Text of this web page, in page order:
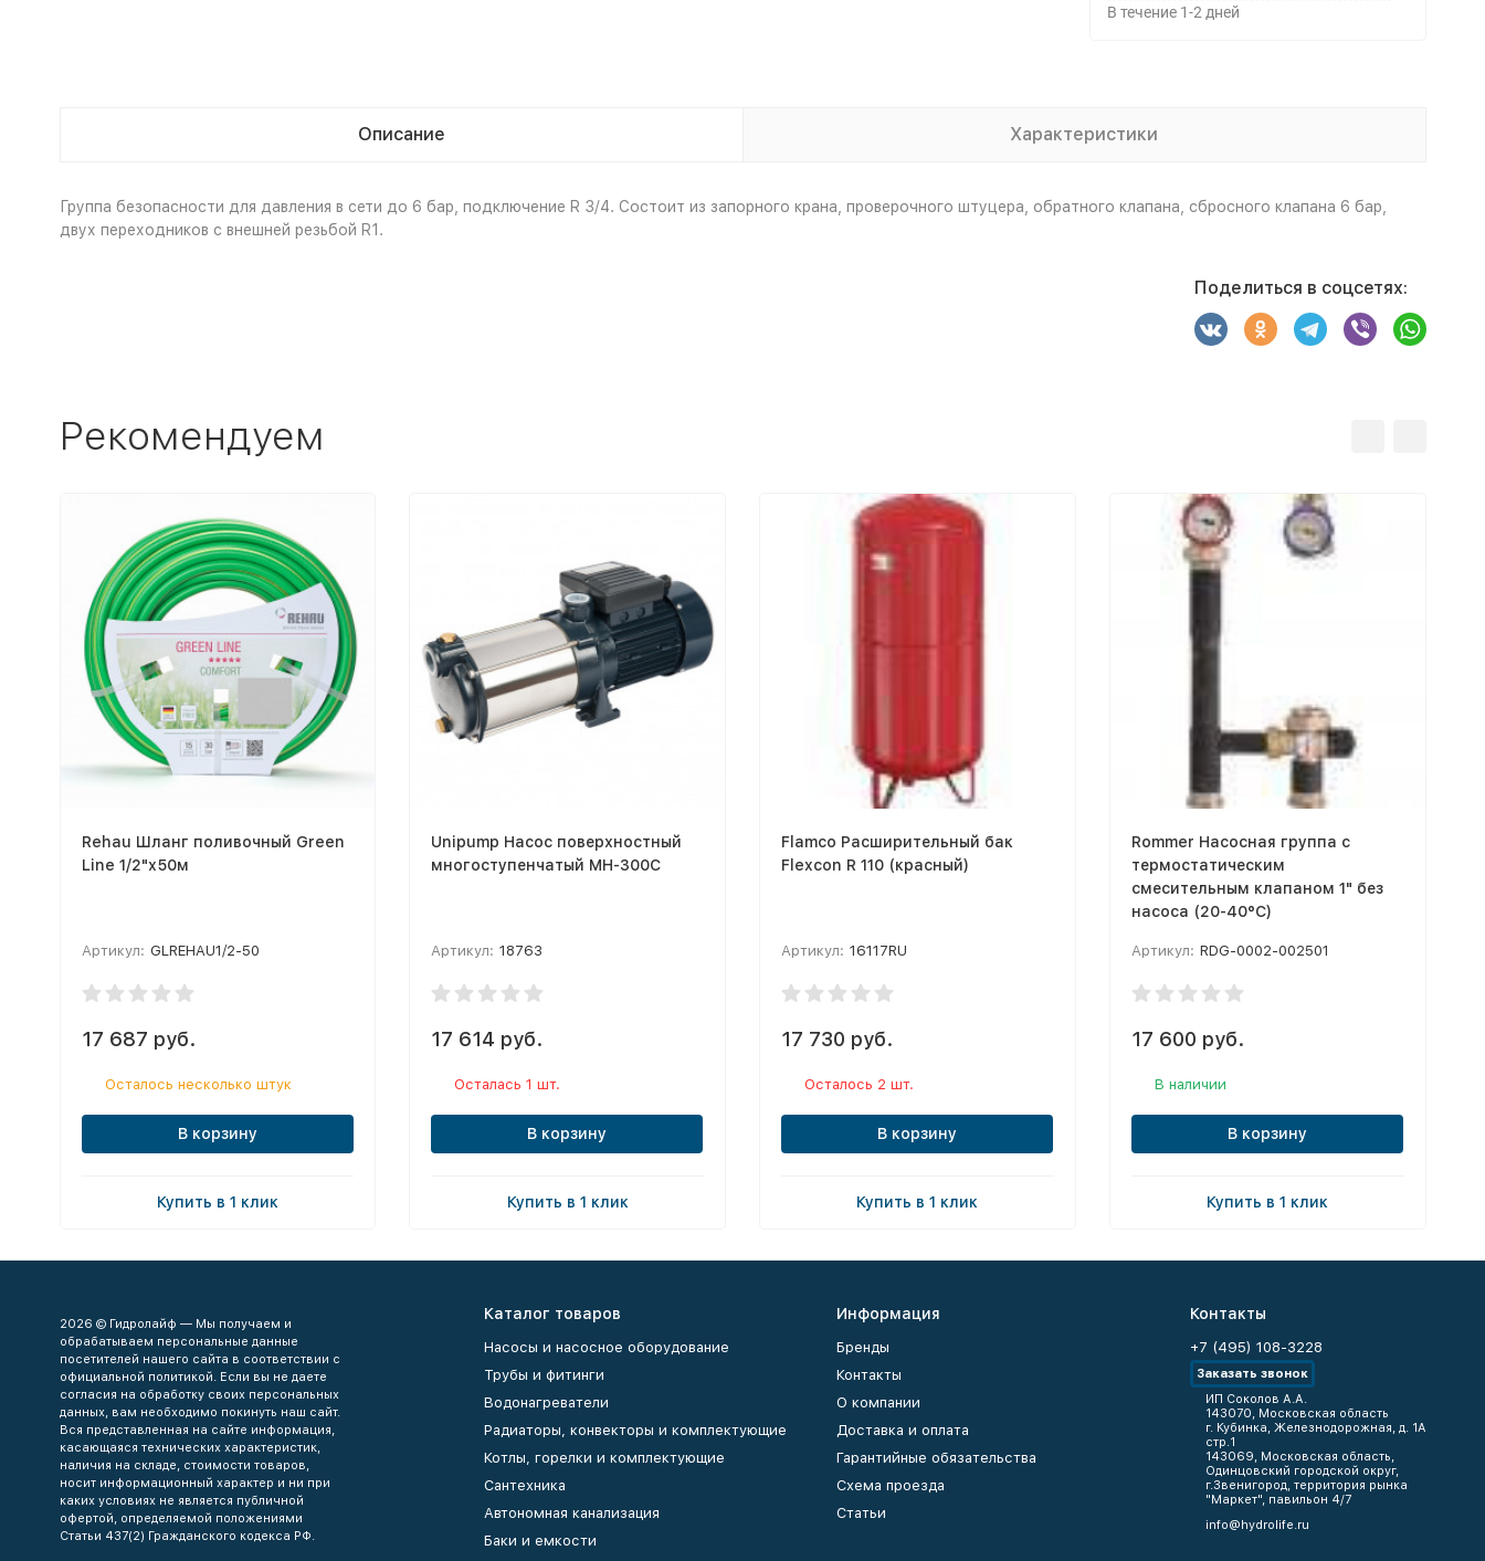
В течение 1-2 дней
Описание Характеристики
Группа безопасности для давления в сети до 6 бар, подключение R 3/4. Состоит из запорного крана, проверочного штуцера, обратного клапана, сбросного клапана 6 бар,
двух переходников с внешней резьбой R1.
Поделиться в соцсетях:
Рекомендуем
Rehau Шланг поливочный Green
Line 1/2"х50м
Артикул: GLREHAU1/2-50
17 687 руб.
Осталось несколько штук
В корзину
Купить в 1 клик
Unipump Насос поверхностный
многоступенчатый МН-300С
Артикул: 18763
17 614 руб.
Осталась 1 шт.
В корзину
Купить в 1 клик
Flamco Расширительный бак
Flexcon R 110 (красный)
Артикул: 16117RU
17 730 руб.
Осталось 2 шт.
В корзину
Купить в 1 клик
Rommer Насосная группа с
термостатическим
смесительным клапаном 1" без
насоса (20-40°С)
Артикул: RDG-0002-002501
17 600 руб.
В наличии
В корзину
Купить в 1 клик
2026 © Гидролайф — Мы получаем и
обрабатываем персональные данные
посетителей нашего сайта в соответствии с
официальной политикой. Если вы не даете
согласия на обработку своих персональных
данных, вам необходимо покинуть наш сайт.
Вся представленная на сайте информация,
касающаяся технических характеристик,
наличия на складе, стоимости товаров,
носит информационный характер и ни при
каких условиях не является публичной
офертой, определяемой положениями
Статьи 437(2) Гражданского кодекса РФ.
Каталог товаров
Насосы и насосное оборудование
Трубы и фитинги
Водонагреватели
Радиаторы, конвекторы и комплектующие
Котлы, горелки и комплектующие
Сантехника
Автономная канализация
Баки и емкости
Информация
Бренды
Контакты
О компании
Доставка и оплата
Гарантийные обязательства
Схема проезда
Статьи
Контакты
+7 (495) 108-3228
Заказать звонок
ИП Соколов А.А.
143070, Московская область
г. Кубинка, Железнодорожная, д. 1А
стр.1
143069, Московская область,
Одинцовский городской округ,
г.Звенигород, территория рынка
"Маркет", павильон 4/7
info@hydrolife.ru